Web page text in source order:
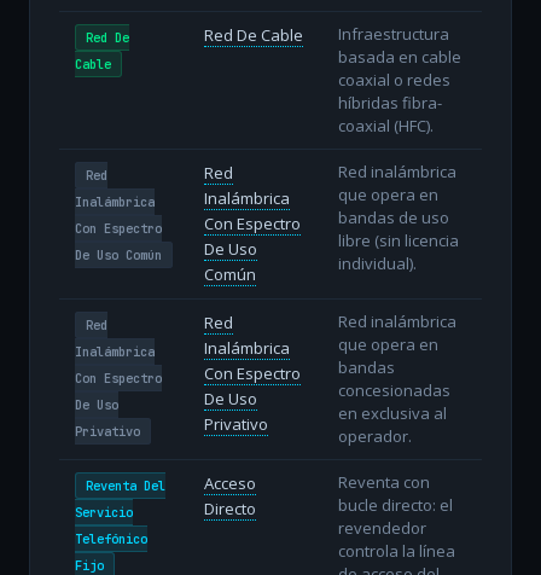
Red De
Cable
Red De Cable
Infraestructura
basada en cable
coaxial o redes
híbridas fibra-
coaxial (HFC).
Red
Inalámbrica
Con Espectro
De Uso Común
Red
Inalámbrica
Con Espectro
De Uso
Común
Red inalámbrica
que opera en
bandas de uso
libre (sin licencia
individual).
Red
Inalámbrica
Con Espectro
De Uso
Privativo
Red
Inalámbrica
Con Espectro
De Uso
Privativo
Red inalámbrica
que opera en
bandas
concesionadas
en exclusiva al
operador.
Reventa Del
Servicio
Telefónico
Fijo
Acceso
Directo
Reventa con
bucle directo: el
revendedor
controla la línea